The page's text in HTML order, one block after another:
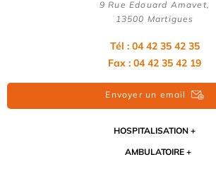
9 Rue Edouard Amavet,
13500 Martigues
Tél : 04 42 35 42 35
Fax : 04 42 35 42 19
Envoyer un email
HOSPITALISATION
AMBULATOIRE